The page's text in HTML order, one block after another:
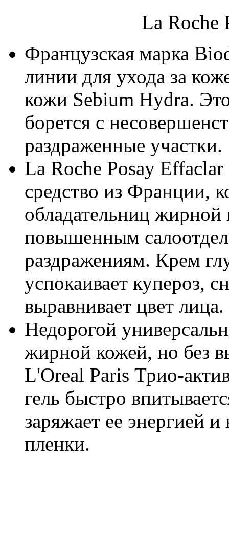
La Roche
Французская марка
линии для ухода за
кожи Sebium Hydra.
борется с
раздраженные участки.
La Roche Posay
средство из Франции,
обладательниц
повышенным
раздражениям. Крем
успокаивает купероз,
выравнивает цвет лица.
Недорогой
жирной кожей, но без
L'Oreal Paris Трио-
гель быстро
заряжает ее энергией
пленки.